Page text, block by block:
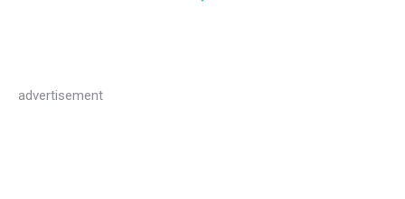
advertisement